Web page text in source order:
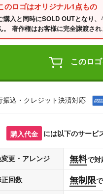
のロゴはオリジナル1点もの
購入と同時にSOLD OUTとなり
。 著作権はお客様に完全譲渡され
このロ
振込・クレジット決済対応
購入代金 には以下のサービ
更・アレンジ 無料で対
回数 無制限